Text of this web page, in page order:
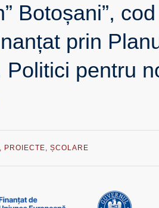
Botoșani”,
prin
pentru
, PROIECTE, ȘCOLARE